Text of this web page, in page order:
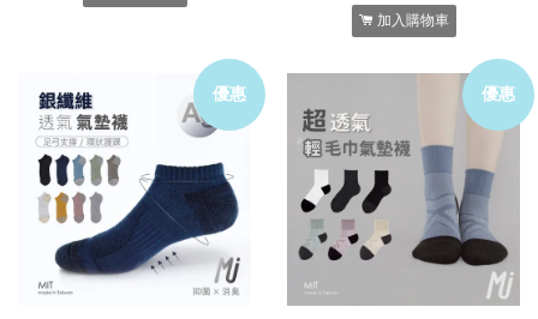
加入購物車
優惠 優惠